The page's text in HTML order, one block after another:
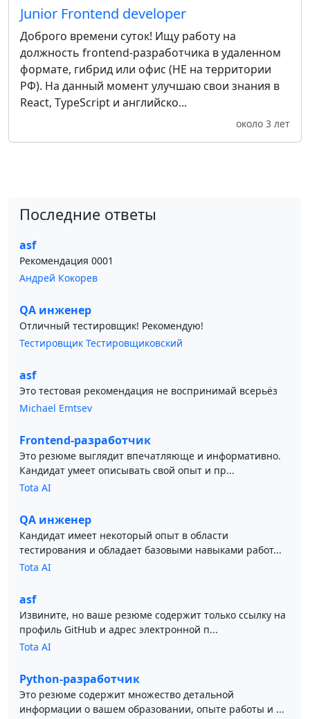
Junior Frontend developer
Доброго времени суток! Ищу работу на
должность frontend-разработчика в удаленном
формате, гибрид или офис (НЕ на территории
РФ). На данный момент улучшаю свои знания в
React, TypeScript и английско...
около 3 лет
Последние ответы
asf
Рекомендация 0001
Андрей Кокорев
QA инженер
Отличный тестировщик! Рекомендую!
Тестировщик Тестировщиковский
asf
Это тестовая рекомендация не воспринимай всерьёз
Michael Emtsev
Frontend-разработчик
Это резюме выглядит впечатляюще и информативно.
Кандидат умеет описывать свой опыт и пр...
Tota AI
QA инженер
Кандидат имеет некоторый опыт в области
тестирования и обладает базовыми навыками работ...
Tota AI
asf
Извините, но ваше резюме содержит только ссылку на
профиль GitHub и адрес электронной п...
Tota AI
Python-разработчик
Это резюме содержит множество детальной
информации о вашем образовании, опыте работы и ...